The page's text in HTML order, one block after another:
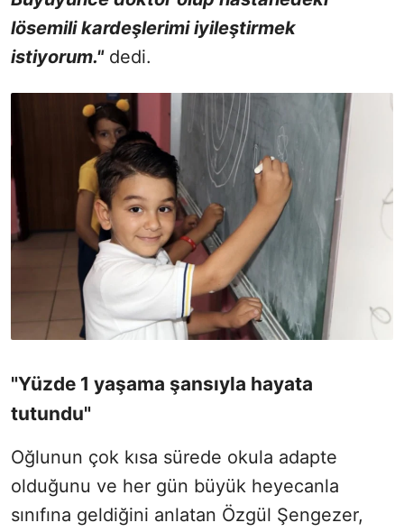
lösemili kardeşlerimi iyileştirmek
istiyorum."dedi.
"Yüzde 1 yaşama şansıyla hayata
tutundu"
Oğlunun çok kısa sürede okula adapte
olduğunu ve her gün büyük heyecanla
sınıfına geldiğini anlatan Özgül Şengezer,